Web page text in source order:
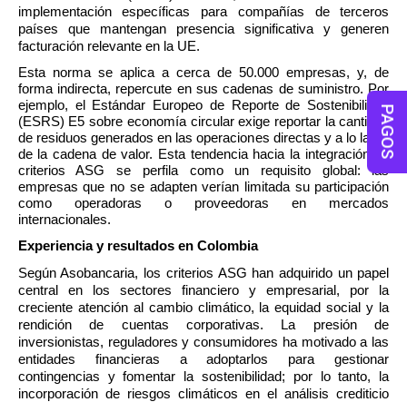
implementación específicas para compañías de terceros
países que mantengan presencia significativa y generen
facturación relevante en la UE.
Esta norma se aplica a cerca de 50.000 empresas, y, de
forma indirecta, repercute en sus cadenas de suministro. Por
ejemplo, el Estándar Europeo de Reporte de Sostenibilidad
(ESRS) E5 sobre economía circular exige reportar la cantidad
de residuos generados en las operaciones directas y a lo largo
de la cadena de valor. Esta tendencia hacia la integración de
criterios ASG se perfila como un requisito global: las
empresas que no se adapten verían limitada su participación
como operadoras o proveedoras en mercados
internacionales.
Experiencia y resultados en Colombia
Según Asobancaria, los criterios ASG han adquirido un papel
central en los sectores financiero y empresarial, por la
creciente atención al cambio climático, la equidad social y la
rendición de cuentas corporativas. La presión de
inversionistas, reguladores y consumidores ha motivado a las
entidades financieras a adoptarlos para gestionar
contingencias y fomentar la sostenibilidad; por lo tanto, la
incorporación de riesgos climáticos en el análisis crediticio
PAGOS